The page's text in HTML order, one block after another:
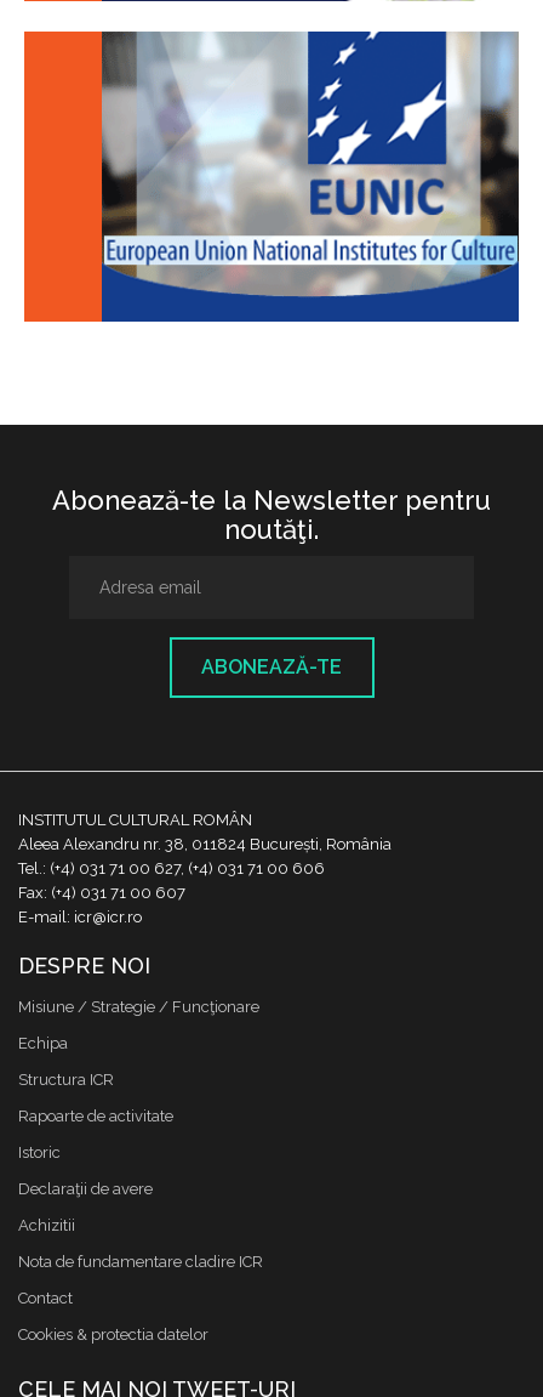
Abonează-te la Newsletter pentru
noutăţi.
ABONEAZĂ-TE
INSTITUTUL CULTURAL ROMÂN
Aleea Alexandru nr. 38, 011824 București, România
Tel.: (+4) 031 71 00 627, (+4) 031 71 00 606
Fax: (+4) 031 71 00 607
E-mail: icr@icr.ro
DESPRE NOI
Misiune / Strategie / Funcţionare
Echipa
Structura ICR
Rapoarte de activitate
Istoric
Declaraţii de avere
Achizitii
Nota de fundamentare cladire ICR
Contact
Cookies & protectia datelor
CELE MAI NOI TWEET-URI